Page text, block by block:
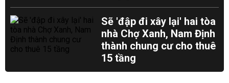
Sẽ 'đập đi xây lại' hai tòa
nhà Chợ Xanh, Nam Định
thành chung cư cho thuê
15 tầng